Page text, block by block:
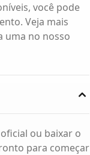
você pode
Veja mais
uma no nosso
ou baixar o
para começar